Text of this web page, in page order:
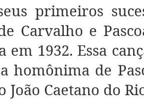
primeiros
Carvalho e
em 1932. Essa
homônima de
João Caetano do